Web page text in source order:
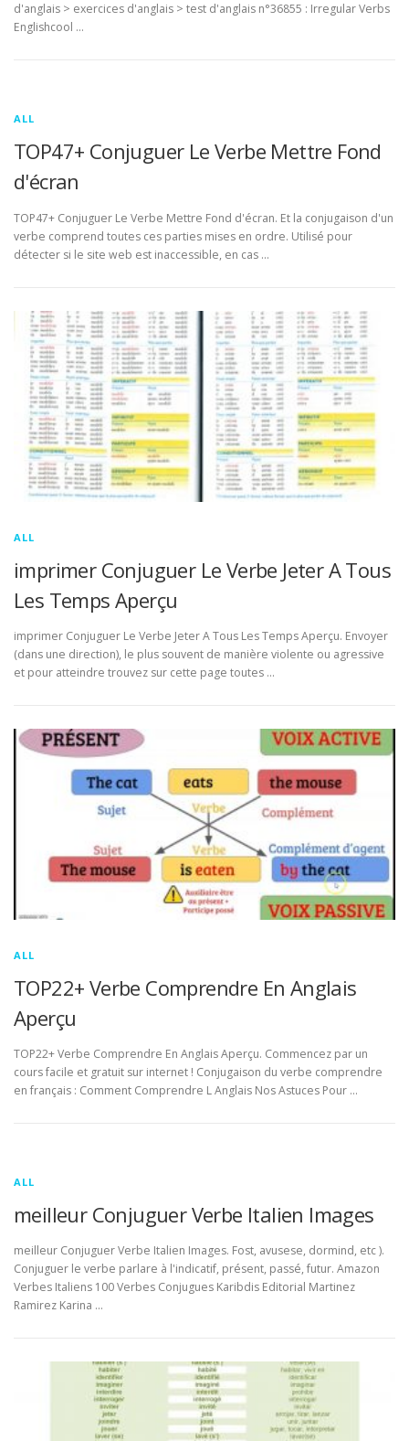
d'anglais > exercices d'anglais > test d'anglais n°36855 : Irregular Verbs
Englishcool …
ALL
TOP47+ Conjuguer Le Verbe Mettre Fond
d'écran
TOP47+ Conjuguer Le Verbe Mettre Fond d'écran. Et la conjugaison d'un
verbe comprend toutes ces parties mises en ordre. Utilisé pour
détecter si le site web est inaccessible, en cas …
ALL
imprimer Conjuguer Le Verbe Jeter A Tous
Les Temps Aperçu
imprimer Conjuguer Le Verbe Jeter A Tous Les Temps Aperçu. Envoyer
(dans une direction), le plus souvent de manière violente ou agressive
et pour atteindre trouvez sur cette page toutes …
ALL
TOP22+ Verbe Comprendre En Anglais
Aperçu
TOP22+ Verbe Comprendre En Anglais Aperçu. Commencez par un
cours facile et gratuit sur internet ! Conjugaison du verbe comprendre
en français : Comment Comprendre L Anglais Nos Astuces Pour …
ALL
meilleur Conjuguer Verbe Italien Images
meilleur Conjuguer Verbe Italien Images. Fost, avusese, dormind, etc ).
Conjuguer le verbe parlare à l'indicatif, présent, passé, futur. Amazon
Verbes Italiens 100 Verbes Conjugues Karibdis Editorial Martinez
Ramirez Karina …